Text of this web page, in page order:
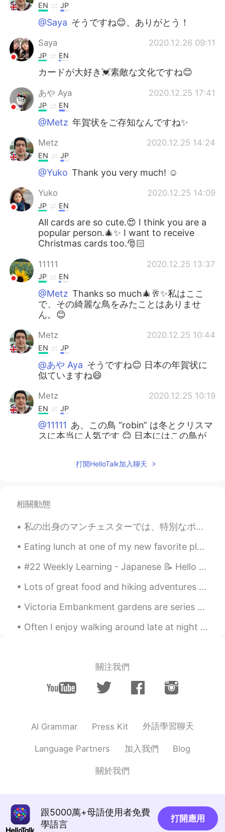
EN JP
@Saya そうですね😊、ありがとう！
Saya 2020.12.26 09:11
JP EN
カードが大好き💓素敵な文化ですね😊
あや Aya 2020.12.25 17:41
JP EN
@Metz 年賀状をご存知なんですね✨
Metz 2020.12.25 14:24
EN JP
@Yuko Thank you very much! ☺️
Yuko 2020.12.25 14:09
JP EN
All cards are so cute.😍 I think you are a
popular person.🎄✨ I want to receive
Christmas cards too.🎅🏻
11111 2020.12.25 13:37
JP EN
@Metz Thanks so much🎄🥂✨私はここ
で、その綺麗な鳥をみたことはありませ
ん。😊
Metz 2020.12.25 10:44
EN JP
@あや Aya そうですね😊 日本の年賀状に
似ていますね😄
Metz 2020.12.25 10:19
EN JP
@11111 あ、この鳥 “robin” は冬とクリスマ
スに本当に人気です 😊 日本にはこの鳥が
2020.12.25 06:13
カードを送る習慣が素敵ですね😊
11111 2020.12.25 00:37
ードが好きです😊安全で素敵なクリスマス
EN JP
@ノン Nonうん、僕もこれが好き😊 メリ
私はペンギンの隣のカードのデザインが好
2020.12.24 23:46
JP EN
@Metz 毎日練習した😆✌🏻 どういたしまし
@Kiki キキ
あー、すごい！やっぱりでき
打開HelloTalk加入聊天
相關動態
私の出身のマンチェスターでは、特別なポストボックスがあります。毎日、人々は意義を知らずに、そのポストボックスを通り過ぎて歩きます。 ９０年代に、その街の部分ではIRAによって爆撃されました。誰も...
Eating lunch at one of my new favorite places, Plano Texas, called The Sea Breeze, lobster rol...
#22 Weekly Learning - Japanese 📝 Hello HT friends 😄, Welcome to my weekly learning of 🇰🇷🇯🇵🇷🇺 ❓...
Lots of great food and hiking adventures recently as the summer slowly comes to an end in Vancouv...
Victoria Embankment gardens are series of gardens in the north side of the river Thames between B...
Often I enjoy walking around late at night and listening to music while taking photos. I think it...
關注我們
AI Grammar Press Kit 外語學習聊天
Language Partners 加入我們 Blog
關於我們
跟5000萬+母語使用者免費
學語言
打開應用